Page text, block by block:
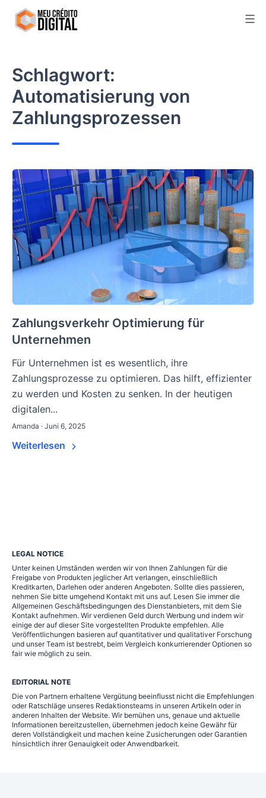
Skip
Schlagwort:
Automatisierung von
Zahlungsprozessen
Zahlungsverkehr Optimierung für
Unternehmen
Für Unternehmen ist es wesentlich, ihre
Zahlungsprozesse zu optimieren. Das hilft, effizienter
zu werden und Kosten zu senken. In der heutigen
digitalen...
Amanda · Juni 6, 2025
Weiterlesen
LEGAL NOTICE
Unter keinen Umständen werden wir von Ihnen Zahlungen für die
Freigabe von Produkten jeglicher Art verlangen, einschließlich
Kreditkarten, Darlehen oder anderen Angeboten. Sollte dies passieren,
nehmen Sie bitte umgehend Kontakt mit uns auf. Lesen Sie immer die
Allgemeinen Geschäftsbedingungen des Dienstanbieters, mit dem Sie
Kontakt aufnehmen. Wir verdienen Geld durch Werbung und indem wir
einige der auf dieser Site vorgestellten Produkte empfehlen. Alle
Veröffentlichungen basieren auf quantitativer und qualitativer Forschung
und unser Team ist bestrebt, beim Vergleich konkurrierender Optionen so
fair wie möglich zu sein.
EDITORIAL NOTE
Die von Partnern erhaltene Vergütung beeinflusst nicht die Empfehlungen
oder Ratschläge unseres Redaktionsteams in unseren Artikeln oder in
anderen Inhalten der Website. Wir bemühen uns, genaue und aktuelle
Informationen bereitzustellen, übernehmen jedoch keine Gewähr für
deren Vollständigkeit und machen keine Zusicherungen oder Garantien
hinsichtlich ihrer Genauigkeit oder Anwendbarkeit.